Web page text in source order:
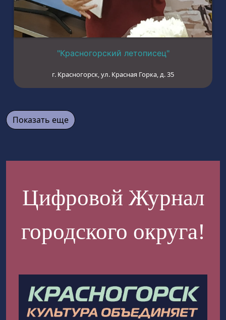
"Красногорский летописец"
г. Красногорск, ул. Красная Горка, д. 35
Показать еще
Цифровой Журнал
городского округа!